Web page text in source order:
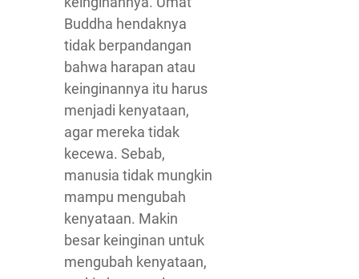
Buddha hendaknya
tidak berpandangan
bahwa harapan atau
keinginannya itu harus
menjadi kenyataan,
agar mereka tidak
kecewa. Sebab,
manusia tidak mungkin
mampu mengubah
kenyataan. Makin
besar keinginan untuk
mengubah kenyataan,